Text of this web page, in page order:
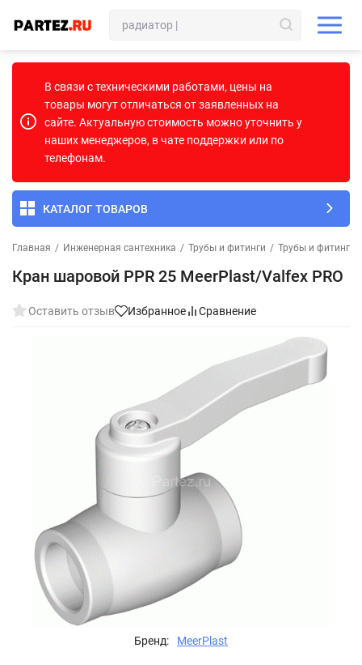
В связи с техническими работами, цены на
товары могут отличаться от заявленных на
сайте. Актуальную стоимость можно уточнить у
наших менеджеров, в чате поддержки или по
телефонам.
КАТАЛОГ ТОВАРОВ
Главная / Инженерная сантехника / Трубы и фитинги / Трубы и фитинги
Кран шаровой PPR 25 MeerPlast/Valfex PRO
Оставить отзыв Избранное Сравнение
Бренд: MeerPlast